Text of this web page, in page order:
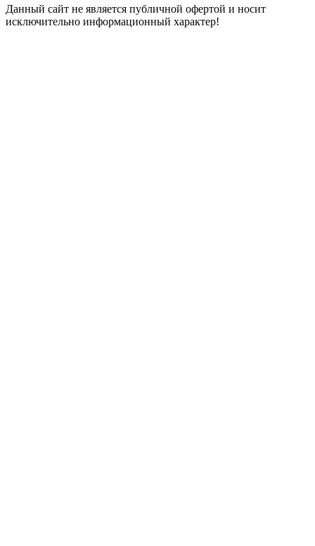
Данный сайт не является публичной офертой и носит
исключительно информационный характер!